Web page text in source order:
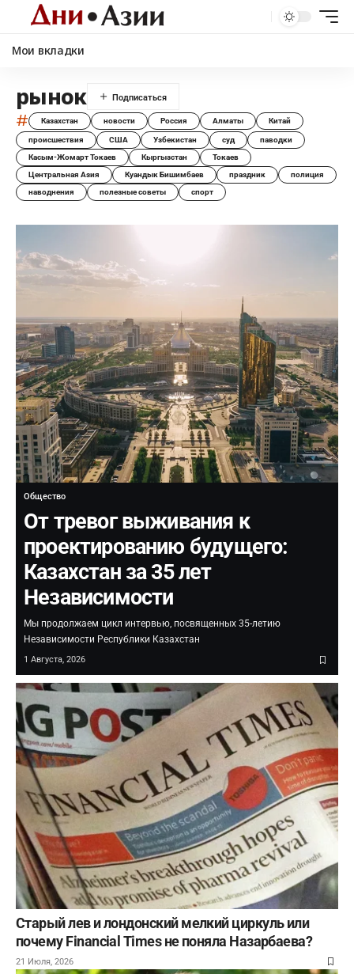
Мои вкладки
рынок
# Казахстан новости Россия Алматы Китай
происшествия США Узбекистан суд
паводки
Касым-Жомарт Токаев
Кыргызстан
Токаев
Центральная Азия
Куандык Бишимбаев праздник
полиция
наводнения
полезные советы спорт
Общество
От тревог выживания к
проектированию будущего:
Казахстан за 35 лет
Независимости
Мы продолжаем цикл интервью, посвященных 35-летию
Независимости Республики Казахстан
1 Августа, 2026
Старый лев и лондонский мелкий циркуль или
почему Financial Times не поняла Назарбаева?
21 Июля, 2026